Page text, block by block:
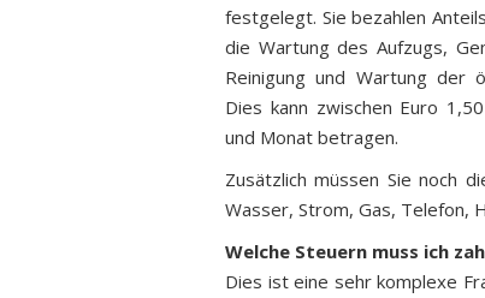
festgelegt. Sie bezahlen
die Wartung des Aufzugs,
Reinigung und Wartung der
Dies kann zwischen Euro
und Monat betragen.
Zusätzlich müssen Sie noch
Wasser, Strom, Gas, Telefon,
Welche Steuern muss ich
Dies ist eine sehr komplexe